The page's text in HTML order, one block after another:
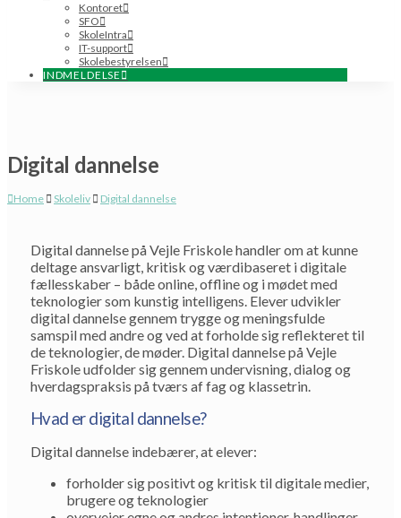
Kontoret
SFO
SkoleIntra
IT-support
Skolebestyrelsen
INDMELDELSE
Digital dannelse
Home Skoleliv Digital dannelse
Digital dannelse på Vejle Friskole handler om at kunne
deltage ansvarligt, kritisk og værdibaseret i digitale
fællesskaber – både online, offline og i mødet med
teknologier som kunstig intelligens. Elever udvikler
digital dannelse gennem trygge og meningsfulde
samspil med andre og ved at forholde sig reflekteret til
de teknologier, de møder. Digital dannelse på Vejle
Friskole udfolder sig gennem undervisning, dialog og
hverdagspraksis på tværs af fag og klassetrin.
Hvad er digital dannelse?
Digital dannelse indebærer, at elever:
forholder sig positivt og kritisk til digitale medier,
brugere og teknologier